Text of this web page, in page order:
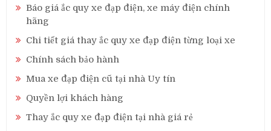
Báo giá ắc quy xe đạp điện, xe máy điện chính
hãng
Chi tiết giá thay ắc quy xe đạp điện từng loại xe
Chính sách bảo hành
Mua xe đạp điện cũ tại nhà Uy tín
Quyền lợi khách hàng
Thay ắc quy xe đạp điện tại nhà giá rẻ